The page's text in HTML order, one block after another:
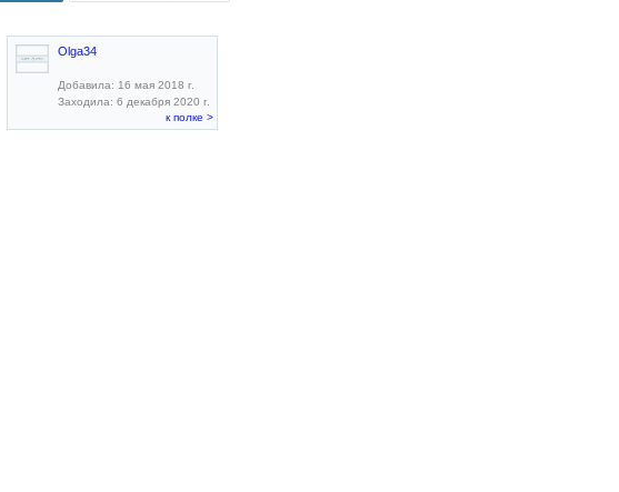
Olga34
Добавила: 16 мая 2018 г.
Заходила: 6 декабря 2020 г.
к полке >